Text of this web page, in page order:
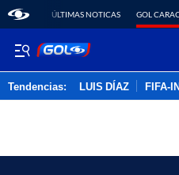
ÚLTIMAS NOTICAS GOL
Tendencias: LUIS DÍAZ FIFA-